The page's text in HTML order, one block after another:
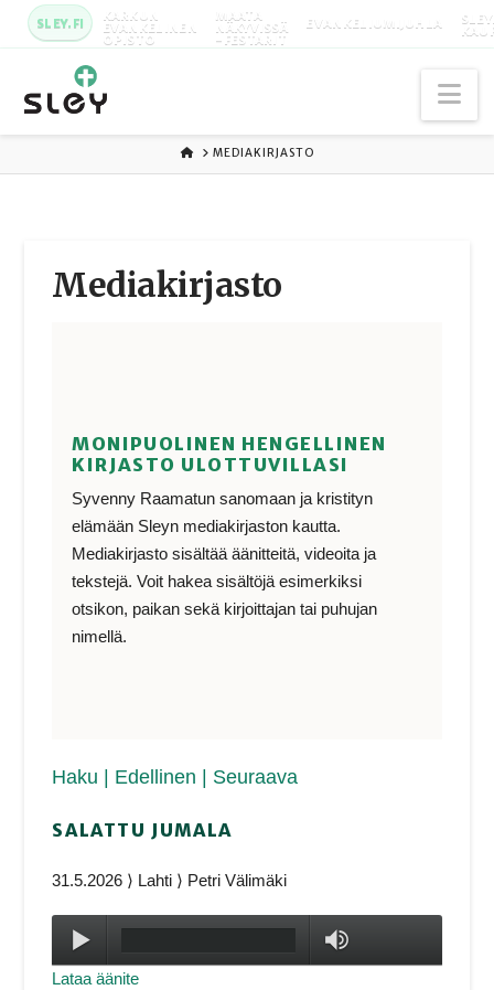
SLEY.FI KARKUN
EVANKELINEN
OPISTO
MAATA
NÄKYVISSÄ
-FESTARIT
EVANKELIUMIJUHLA
ETUSIVU
MEDIAKIRJASTO
Media­kirjasto
MONIPUOLINEN HENGELLINEN
KIRJASTO ULOTTUVILLASI
Syvenny Raamatun sanomaan ja kristityn
elämään Sleyn mediakirjaston kautta.
Mediakirjasto sisältää äänitteitä, videoita ja
tekstejä. Voit hakea sisältöjä esimerkiksi
otsikon, paikan sekä kirjoittajan tai puhujan
nimellä.
Haku | Edellinen | Seuraava
SALATTU JUMALA
31.5.2026 ⟩ Lahti ⟩ Petri Välimäki
Lataa äänite